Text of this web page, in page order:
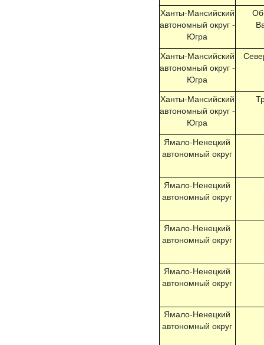
Ханты-Мансийский
автономный округ -
Югра
Ханты-Мансийский
автономный округ -
Югра
Ханты-Мансийский
автономный округ -
Югра
Ямало-Ненецкий
автономный округ
Ямало-Ненецкий
автономный округ
Ямало-Ненецкий
автономный округ
Ямало-Ненецкий
автономный округ
Ямало-Ненецкий
автономный округ